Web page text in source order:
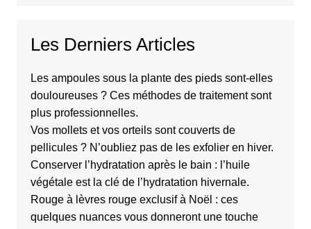
Les Derniers Articles
Les ampoules sous la plante des pieds sont-elles
douloureuses ? Ces méthodes de traitement sont
plus professionnelles.
Vos mollets et vos orteils sont couverts de
pellicules ? N’oubliez pas de les exfolier en hiver.
Conserver l’hydratation après le bain : l’huile
végétale est la clé de l’hydratation hivernale.
Rouge à lèvres rouge exclusif à Noël : ces
quelques nuances vous donneront une touche